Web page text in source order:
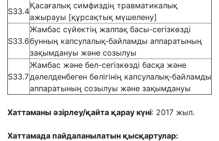
S33.4
Қасағалық симфиздің травматикалық
ажырауы [құрсақтық мүшелену]
S33.6
Жамбас сүйектің жалпақ басы-сегізкөзді
бунның капсулалық-байламды аппаратының
зақымдануы және созылуы
S33.7
Жамбас және бел-сегізкөзді басқа және
дәлелденбеген бөлігінің капсулалық-байламды
аппаратының созылуы және зақымдануы
Хаттаманы әзірлеу/қайта қарау күні: 2017 жыл.
Хаттамада пайдаланылатын қысқартулар: